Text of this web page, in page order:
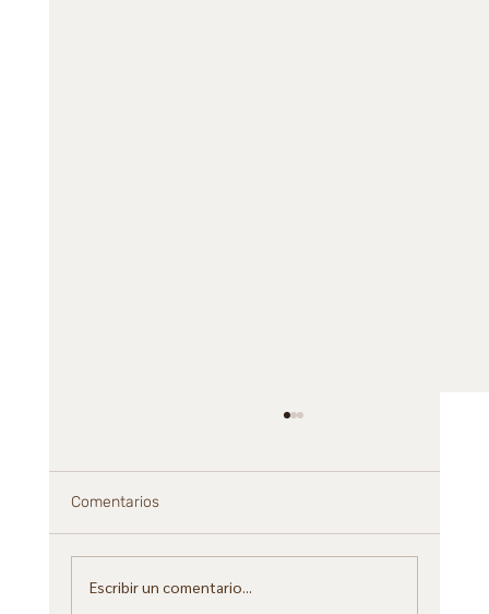
Comentarios
Escribir un comentario...